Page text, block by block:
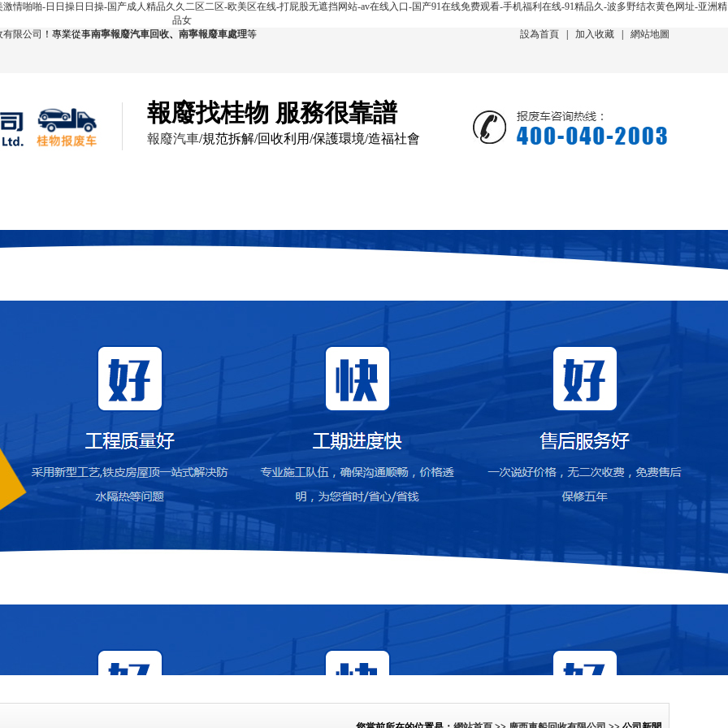
情啪啪-日日操日日操-国产成人精品久久二区二区-欧美区在线-打屁股无遮挡网站-av在线入口-国产91在线免费观看-手机福利在线-91精品久-波多野结衣黄色网址-亚洲精
品女
限公司 ！專業從事南寧報廢汽車回收、 南寧報廢車處理等 設為首頁 加入收藏 網站地圖
報廢找桂物 服務很靠譜
報廢汽車/規范拆解/回收利用/保護環境/造福社會